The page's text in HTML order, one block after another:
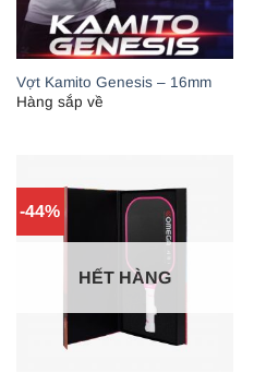
Vợt Kamito Genesis – 16mm
Hàng sắp về
-44%
HẾT HÀNG